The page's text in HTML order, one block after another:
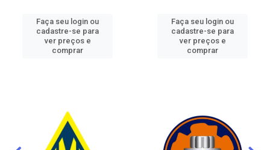
Faça seu login ou
cadastre-se para
ver preços e
comprar
Faça seu login ou
cadastre-se para
ver preços e
comprar